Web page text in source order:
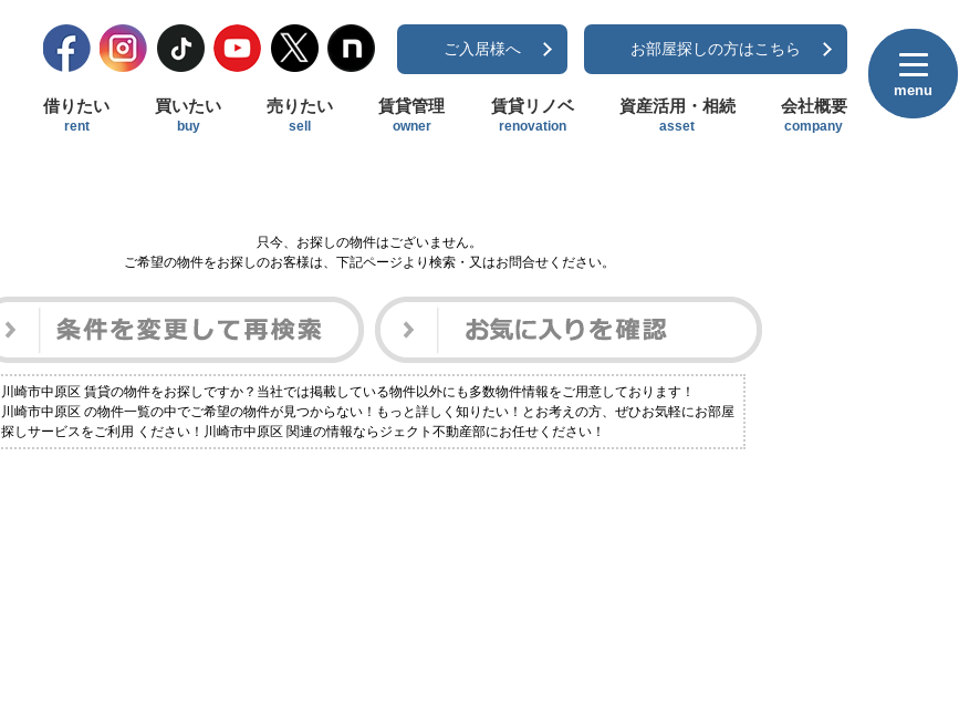
ご入居様へ お部屋探しの方はこちら
借りたい
rent
買いたい
buy
売りたい
sell
賃貸管理
owner
賃貸リノベ
renovation
資産活用・相続
asset
会社概要
company
menu
menu
只今、お探しの物件はございません。
ご希望の物件をお探しのお客様は、下記ページより検索・又はお問合せください。
川崎市中原区 賃貸の物件をお探しですか？当社では掲載している物件以外にも多数物件情報をご用意しております！
川崎市中原区 の物件一覧の中でご希望の物件が見つからない！もっと詳しく知りたい！とお考えの方、ぜひお気軽にお部屋
探しサービスをご利用 ください！川崎市中原区 関連の情報ならジェクト不動産部にお任せください！